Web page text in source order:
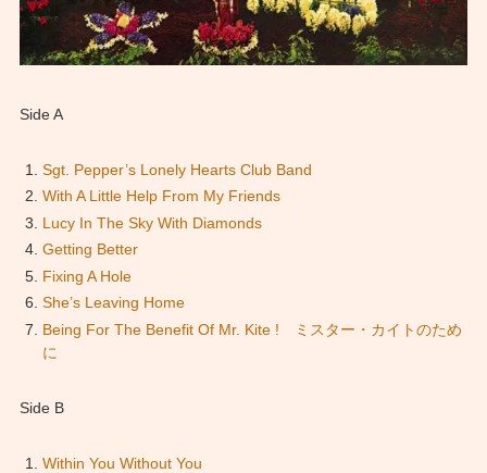
Side A
Sgt. Pepper’s Lonely Hearts Club Band
With A Little Help From My Friends
Lucy In The Sky With Diamonds
Getting Better
Fixing A Hole
She’s Leaving Home
Being For The Benefit Of Mr. Kite ! ミスター・カイトのため
に
Side B
Within You Without You